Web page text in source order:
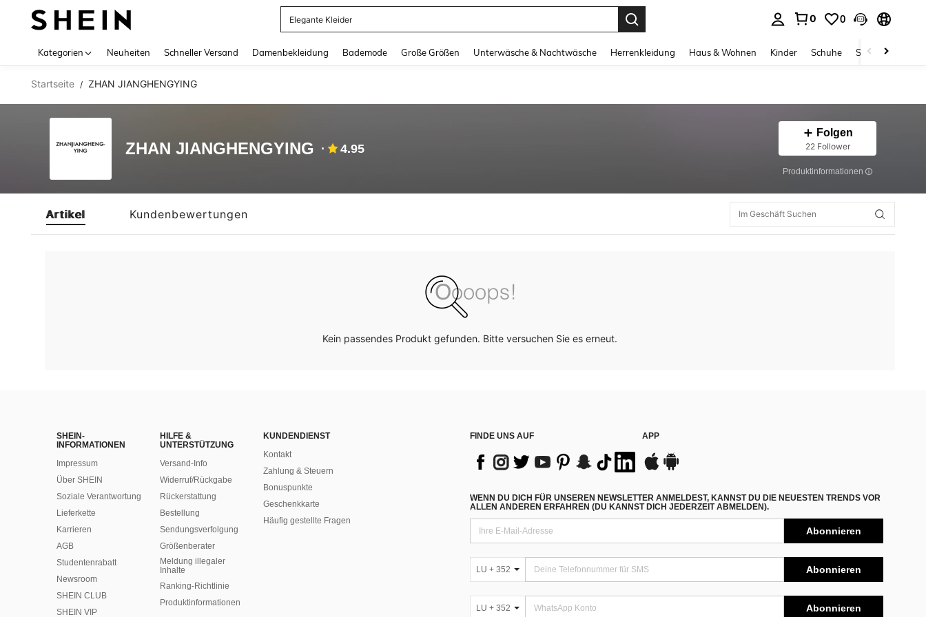
Elegante Kleider
0 0
Kategorien Neuheiten Schneller Versand Damenbekleidung Bademode Große Größen Unterwäsche & Nachtwäsche Herrenkleidung Haus & Wohnen Kinder Schuhe Schmuck &
Startseite / ZHAN JIANGHENGYING
ZHAN JIANGHENGYING 4.95
Folgen
22 Follower
Produktinformationen
Artikel Kundenbewertungen
Kein passendes Produkt gefunden. Bitte versuchen Sie es erneut.
SHEIN-
INFORMATIONEN
Impressum
Über SHEIN
Soziale Verantwortung
Lieferkette
Karrieren
AGB
Studentenrabatt
Newsroom
SHEIN CLUB
SHEIN VIP
HILFE &
UNTERSTÜTZUNG
Versand-Info
Widerruf/Rückgabe
Rückerstattung
Bestellung
Sendungsverfolgung
Größenberater
Meldung illegaler
Inhalte
Ranking-Richtlinie
​Produktinformationen
KUNDENDIENST
Kontakt
Zahlung & Steuern
Bonuspunkte
Geschenkkarte
Häufig gestellte Fragen
FINDE UNS AUF APP
WENN DU DICH FÜR UNSEREN NEWSLETTER ANMELDEST, KANNST DU DIE NEUESTEN TRENDS VOR
ALLEN ANDEREN ERFAHREN (DU KANNST DICH JEDERZEIT ABMELDEN).
Abonnieren
LU + 352 Abonnieren
LU + 352 Abonnieren